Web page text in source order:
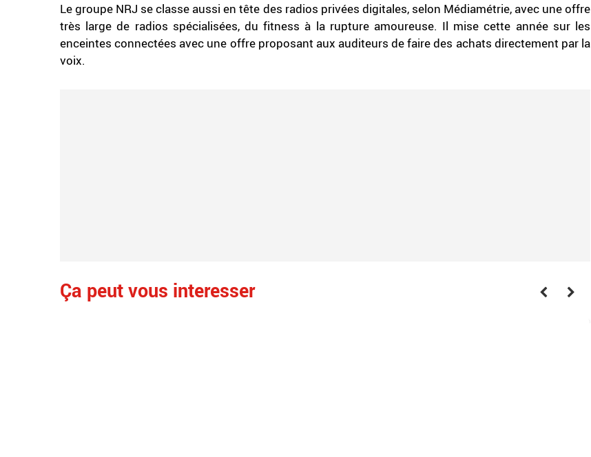
Le groupe NRJ se classe aussi en tête des radios privées digitales, selon Médiamétrie, avec une offre
très large de radios spécialisées, du fitness à la rupture amoureuse. Il mise cette année sur les
enceintes connectées avec une offre proposant aux auditeurs de faire des achats directement par la
voix.
Ça peut vous interesser